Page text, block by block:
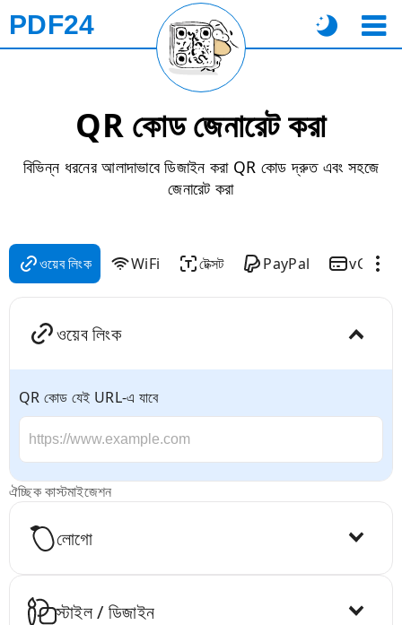
PDF24
QR কোড জেনারেট করা
বিভিন্ন ধরনের আলাদাভাবে ডিজাইন করা QR কোড দ্রুত এবং সহজে
জেনারেট করা
ওয়েব লিংক WiFi টেক্সট PayPal vCard
ওয়েব লিংক
QR কোড যেই URL-এ যাবে
ঐচ্ছিক কাস্টমাইজেশন
লোগো
স্টাইল / ডিজাইন